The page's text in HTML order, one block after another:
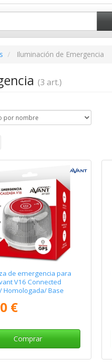
Iluminación de Emergencia
(3 art.)
de emergencia para
V16 Connected
Homologada/ Base
a Pilas
€
Comprar